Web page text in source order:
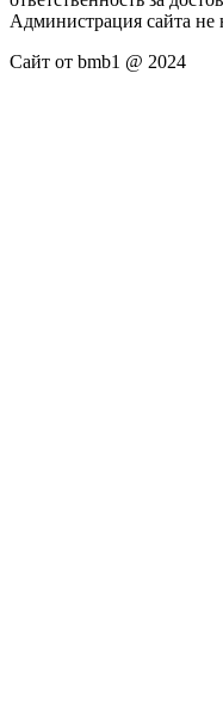
Администрация сайта не
Сайт от bmb1 @ 2024